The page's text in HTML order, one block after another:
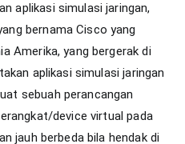
IP
jaringan
aplikasi simulasi jaringan,
bernama Cisco yang
Amerika, yang bergerak di
aplikasi simulasi jaringan
sebuah perancangan
device virtual pada
jauh berbeda bila hendak di